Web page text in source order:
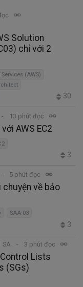
Solution
chỉ với 2
(AWS)
30
13 phút đọc
AWS EC2
3
5 phút đọc
chuyện về bảo
SAA-03
3
SA 3 phút đọc
Lists
(SGs)